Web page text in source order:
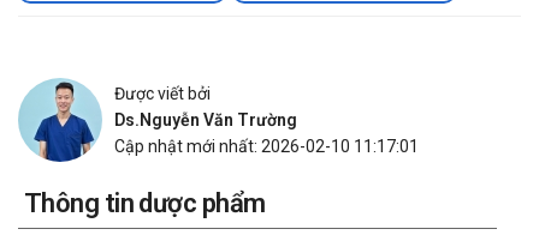
Được viết bởi
Ds.Nguyễn Văn Trường
Cập nhật mới nhất: 2026-02-10 11:17:01
Thông tin dược phẩm